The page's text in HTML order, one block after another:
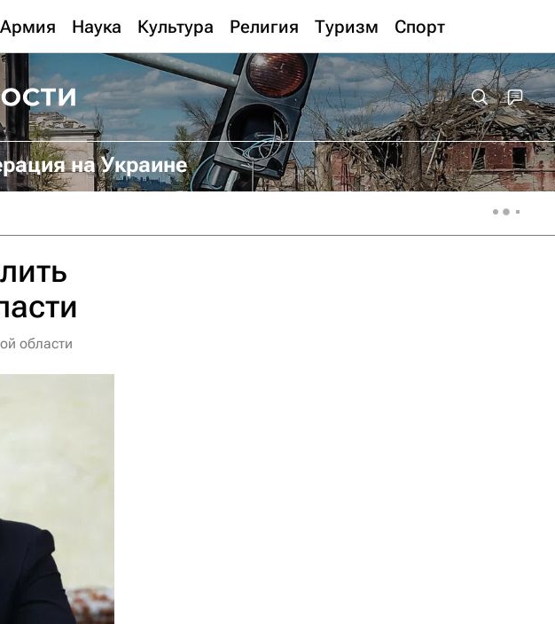
Армия Наука Культура Религия Туризм Спорт
на Украине
области